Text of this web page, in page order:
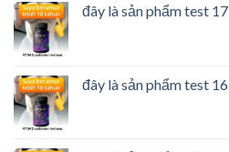
đây là sản phẩm test 17
đây là sản phẩm test 16